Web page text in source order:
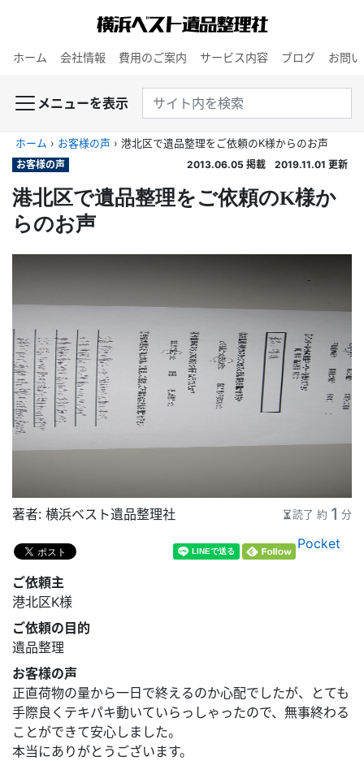
ホーム 会社情報 費用のご案内 サービス内容 ブログ お問
メニューを表示
ホーム › お客様の声 › 港北区で遺品整理をご依頼のK様からのお声
お客様の声
2013.06.05 掲載 2019.11.01 更新
港北区で遺品整理をご依頼のK様か
らのお声
著者： 横浜ベスト遺品整理社 読了 約 1 分
Pocket
ご依頼主
港北区K様
ご依頼の目的
遺品整理
お客様の声
正直荷物の量から一日で終えるのか心配でしたが、とても
手際良くテキパキ動いていらっしゃったので、無事終わる
ことができて安心しました。
本当にありがとうございます。